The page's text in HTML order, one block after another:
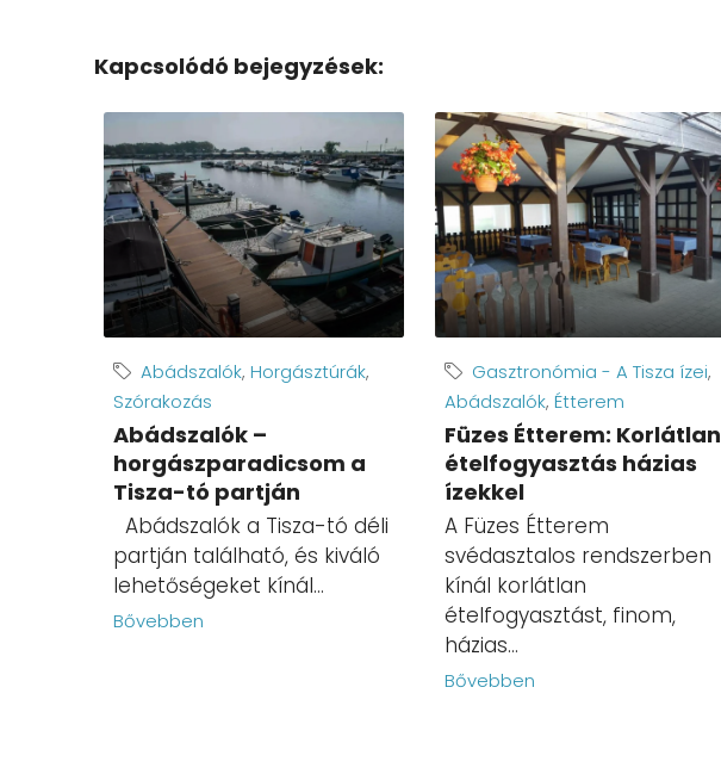
Kapcsolódó bejegyzések:
Abádszalók, Horgásztúrák,
Szórakozás
Abádszalók –
horgászparadicsom a
Tisza-tó partján
Abádszalók a Tisza-tó déli
partján található, és kiváló
lehetőségeket kínál...
Bővebben
Gasztronómia - A Tisza ízei,
Abádszalók, Étterem
Füzes Étterem: Korlátlan
ételfogyasztás házias
ízekkel
A Füzes Étterem
svédasztalos rendszerben
kínál korlátlan
ételfogyasztást, finom,
házias...
Bővebben